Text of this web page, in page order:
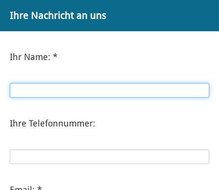
Ihre Nachricht an uns
Ihr Name: *
Ihre Telefonnummer: